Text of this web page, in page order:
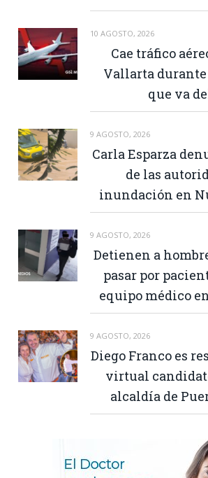
10 AGOSTO, 2026
Cae tráfico
Vallarta
que va
9 AGOSTO, 2026
Carla Esparza
de las
inundación en
9 AGOSTO, 2026
Detienen a
pasar por
equipo médico
9 AGOSTO, 2026
Diego Franco es
virtual
alcaldía de